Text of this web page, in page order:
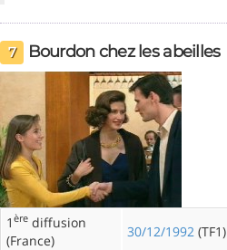
7 Bourdon chez les abeilles
1 ère diffusion
(France)
30/12/1992 (TF1)